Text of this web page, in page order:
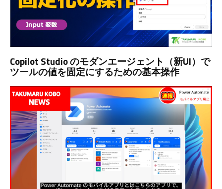
Copilot Studio のモダンエージェント（新UI）で
ツールの値を固定にするための基本操作